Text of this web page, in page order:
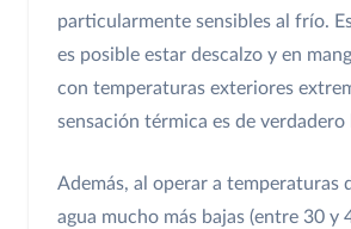
particularmente sensibles al frío.
es posible estar descalzo y en
con temperaturas exteriores
sensación térmica es de verdadero
Además, al operar a temperaturas
agua mucho más bajas (entre 30 y